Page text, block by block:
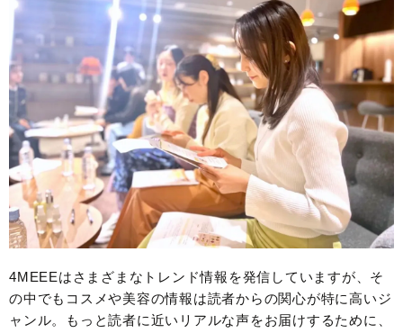
4MEEEはさまざまなトレンド情報を発信していますが、そ
の中でもコスメや美容の情報は読者からの関心が特に高いジ
ャンル。もっと読者に近いリアルな声をお届けするために、